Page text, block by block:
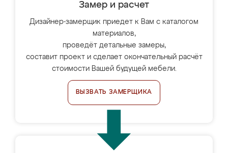
Замер и расчет
Дизайнер-замерщик приедет к Вам с каталогом
материалов,
проведёт детальные замеры,
составит проект и сделает окончательный расчёт
стоимости Вашей будущей мебели.
ВЫЗВАТЬ ЗАМЕРЩИКА